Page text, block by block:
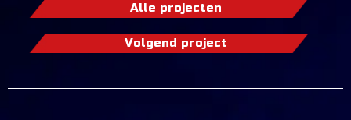
Alle projecten
Volgend project